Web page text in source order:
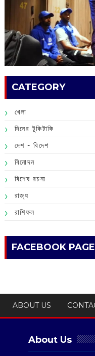
CATEGORY
খেলা
দিনের টুকিটাকি
দেশ - বিদেশ
বিনোদন
বিশেষ রচনা
রাজ্য
রাশিফল
FACEBOOK PAGE
ABOUT US
About Us